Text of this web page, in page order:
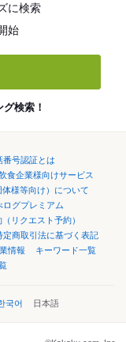
に検索
始
検索！
番号認証とは
食企業様向けサービス
様等向け）について
ログプレミアム
リクエスト予約）
定商取引法に基づく表記
情報
キーワード一覧
국어 日本語